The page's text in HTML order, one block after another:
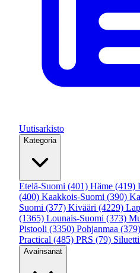
Uutisarkisto
Kategoria
Etelä-Suomi (401) Häme (419)
(400) Kaakkois-Suomi (390)
Suomi (377) Kivääri (4229)
(1365) Lounais-Suomi (373)
Pistooli (3350) Pohjanmaa (379)
Practical (485) PRS (79) Siluetti
Avainsanat